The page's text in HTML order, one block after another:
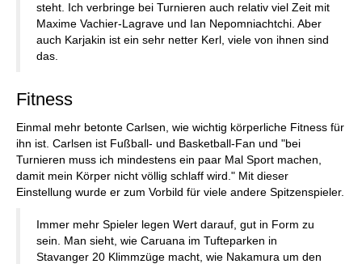
steht. Ich verbringe bei Turnieren auch relativ viel Zeit mit
Maxime Vachier-Lagrave und Ian Nepomniachtchi. Aber
auch Karjakin ist ein sehr netter Kerl, viele von ihnen sind
das.
Fitness
Einmal mehr betonte Carlsen, wie wichtig körperliche Fitness für
ihn ist. Carlsen ist Fußball- und Basketball-Fan und "bei
Turnieren muss ich mindestens ein paar Mal Sport machen,
damit mein Körper nicht völlig schlaff wird." Mit dieser
Einstellung wurde er zum Vorbild für viele andere Spitzenspieler.
Immer mehr Spieler legen Wert darauf, gut in Form zu
sein. Man sieht, wie Caruana im Tufteparken in
Stavanger 20 Klimmzüge macht, wie Nakamura um den